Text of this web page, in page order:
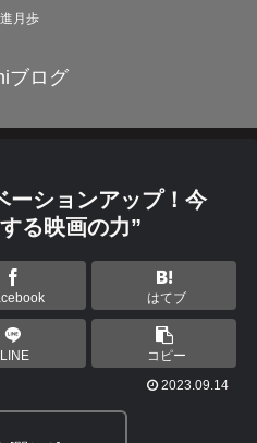
月歩
ブログ
ーションアップ！今
る映画の力”
はてブ
LINE
コピー
2023.09.14